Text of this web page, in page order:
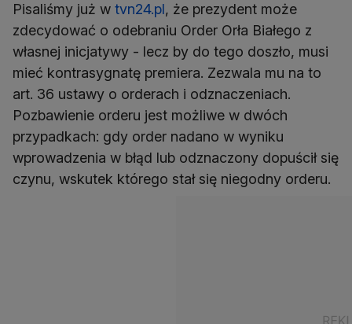
Pisaliśmy już w tvn24.pl, że prezydent może
zdecydować o odebraniu Order Orła Białego z
własnej inicjatywy - lecz by do tego doszło, musi
mieć kontrasygnatę premiera. Zezwala mu na to
art. 36 ustawy o orderach i odznaczeniach.
Pozbawienie orderu jest możliwe w dwóch
przypadkach: gdy order nadano w wyniku
wprowadzenia w błąd lub odznaczony dopuścił się
czynu, wskutek którego stał się niegodny orderu.